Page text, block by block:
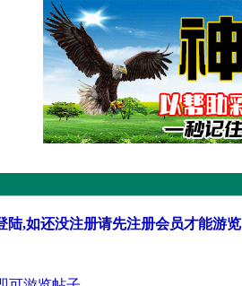
陆,如还没注册请先注册会员才能游览